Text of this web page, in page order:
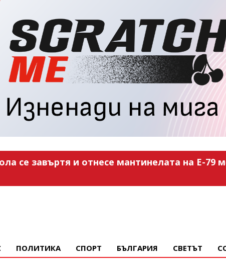
се завъртя и отнесе мантинелата на Е-
ПОЛИТИКА СПОРТ БЪЛГАРИЯ СВЕТЪТ